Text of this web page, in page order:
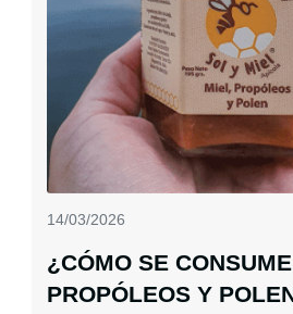
14/03/2026
¿CÓMO SE
PROPÓLEOS Y